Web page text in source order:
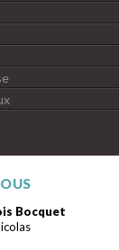
Bocquet